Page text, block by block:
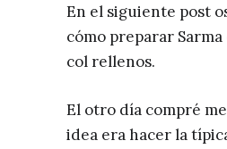
En el siguiente post
cómo preparar
col rellenos.
El otro día compré
idea era hacer la